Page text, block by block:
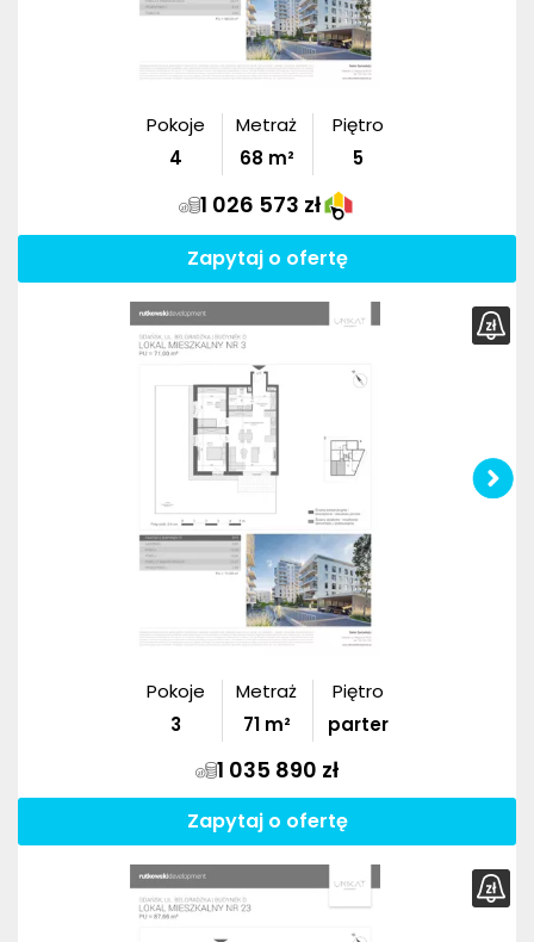
Pokoje
4
Metraż
68 m²
Piętro
5
1 026 573 zł
Zapytaj o ofertę
Pokoje
3
Metraż
71m²
Piętro
parter
1 035 890 zł
Zapytaj o ofertę